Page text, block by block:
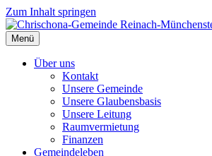
Zum Inhalt springen
Menü
Über uns
Kontakt
Unsere Gemeinde
Unsere Glaubensbasis
Unsere Leitung
Raumvermietung
Finanzen
Gemeindeleben